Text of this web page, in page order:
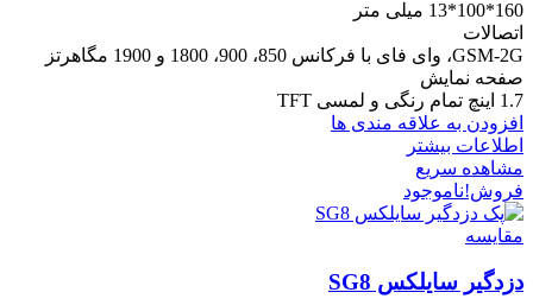
160*100*13 میلی متر
اتصالات
GSM-2G، وای فای با فرکانس 850، 900، 1800 و 1900 مگاهرتز
صفحه نمایش
1.7 اینچ تمام رنگی و لمسی TFT
افزودن به علاقه مندی ها
اطلاعات بیشتر
مشاهده سریع
فروش!ناموجود
مقایسه
دزدگیر سایلکس SG8